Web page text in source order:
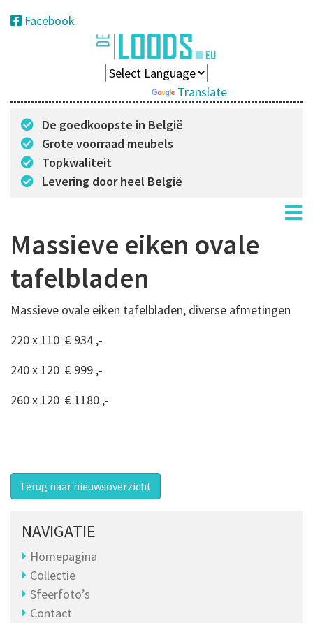
Facebook
Translate
De goedkoopste in België
Grote voorraad meubels
Topkwaliteit
Levering door heel België
Massieve eiken ovale
tafelbladen
Massieve ovale eiken tafelbladen, diverse afmetingen
220 x 110 € 934 ,-
240 x 120 € 999 ,-
260 x 120 € 1180 ,-
Terug naar nieuwsoverzicht
NAVIGATIE
Homepagina
Collectie
Sfeerfoto’s
Contact